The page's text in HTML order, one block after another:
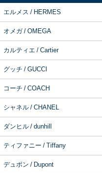
エルメス / HERMES
オメガ / OMEGA
カルティエ / Cartier
グッチ / GUCCI
コーチ / COACH
シャネル / CHANEL
ダンヒル / dunhill
ティファニー / Tiffany
デュポン / Dupont